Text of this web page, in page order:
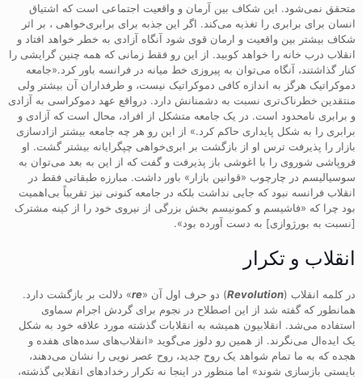
متحقق نمی‌شود. این شکاف بین آرمان و واقعیت اجتماعی است که اشتیاق
انسان برای برابری را تغذیه می‌کند. اگر این جذبه برای برابری‌خواهی ، بر اثر
شکاف بیشتر بین واقعیت و ارمان قوی شود آنگاه آزادی به خطر خواهد افتاد و
انقلاب درب خانه را خواهد کوبید. از این رو فقط زمانی که همه چنین گرایشی را
کنار گذاشتند، آنگاه می‌توان به پیروزی خط میانه در فرانسه باور کرد.«جامعه
دموکراتیک هرگز به اندازه کافی دموکراتیک نیست، و طرفداران آن بیشتر ولی
منتقدین خطرناک‌تری نسبت به دشمنانش دارد. در‌واقع عهد دموکراسی به آزادی
و برابری نامحدود است. در یک جامعه متشکل از افراد، محال است که آزادی و
برابری را به شکل پایداری حاکم کرد.» از این رو هر چه جامعه بیشتر ازادسازی
بازار را پذیرفت ترس او از بازگشت بر ابری‌خواهی چپگرایانه بیشتر گشت. او
فروپاشی شوروی را با اغوشی باز پذیرفت و گفت که از این به بعد می‌توان به
سوسیالیسم در چارچوب «قوانین بازار» باور داشت. مبارزه طبقاتی فقط در
انقلاب فرانسه نبود که جایی نداشت بلکه در جامعه کنونی نیز تقریباً بی‌اهمیت
بود چرا که «فاشیسم و کمونیسم بخش بزرگی از نیروی خود را از کینه مشترک
[نسبت به بورژوازی] به دست آورده بود».
انقلاب و تکرار
در کلمه انقلاب (Revolution) دو حرف اول آن «re» دلالت بر بازگشت دارد.
همانطور که گفته شد از این اصطلاح در نجوم برای گردش اجرام سماوی
استفاده می‌شد. انقلابیون همیشه به انقلابات گذشته مورد علاقه خود به شکل
یک ایده‌ال می‌نگرند. از همین رو دلوز می‌گوید «انقلاب‌های سده‌های هفده و
هجده که به ما تمام شواهد یک روح جدید، روح عصر نویی را نشان می‌دهند،
بایستی بازسازی شوند» اما منظور در اینجا نه تکرار رخدادهای انقلابی گذشته،